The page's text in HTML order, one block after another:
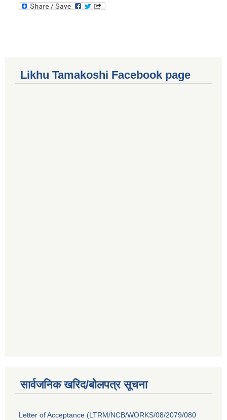
Likhu Tamakoshi Facebook page
सार्वजनिक खरिद/बोलपत्र सूचना
Letter of Acceptance (LTRM/NCB/WORKS/08/2079/080